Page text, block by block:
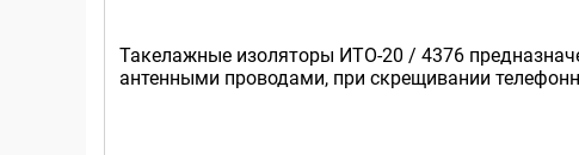
Такелажные изоляторы ИТО-20 / 4376
антенными проводами, при скрещивании